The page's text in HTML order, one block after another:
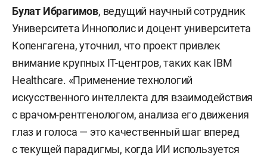
Булат Ибрагимов, ведущий научный сотрудник
Университета Иннополис и доцент университета
Копенгагена, уточнил, что проект привлек
внимание крупных IT-центров, таких как IBM
Healthcare. «Применение технологий
искусственного интеллекта для взаимодействия
с врачом-рентгенологом, анализа его движения
глаз и голоса — это качественный шаг вперед
с текущей парадигмы, когда ИИ используется